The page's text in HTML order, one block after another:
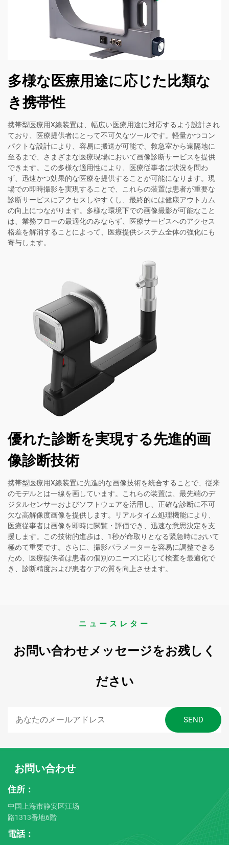
多様な医療用途に応じた比類な
き携帯性
携帯型医療用X線装置は、幅広い医療用途に対応するよう設計され
ており、医療提供者にとって不可欠なツールです。軽量かつコン
パクトな設計により、容易に搬送が可能で、救急室から遠隔地に
至るまで、さまざまな医療現場において画像診断サービスを提供
できます。この多様な適用性により、医療従事者は状況を問わ
ず、迅速かつ効果的な医療を提供することが可能になります。現
場での即時撮影を実現することで、これらの装置は患者が重要な
診断サービスにアクセスしやすくし、最終的には健康アウトカム
の向上につながります。多様な環境下での画像撮影が可能なこと
は、業務フローの最適化のみならず、医療サービスへのアクセス
格差を解消することによって、医療提供システム全体の強化にも
寄与します。
優れた診断を実現する先進的画
像診断技術
携帯型医療用X線装置に先進的な画像技術を統合することで、従来
のモデルとは一線を画しています。これらの装置は、最先端のデ
ジタルセンサーおよびソフトウェアを活用し、正確な診断に不可
欠な高解像度画像を提供します。リアルタイム処理機能により、
医療従事者は画像を即時に閲覧・評価でき、迅速な意思決定を支
援します。この技術的進歩は、1秒が命取りとなる緊急時において
極めて重要です。さらに、撮影パラメーターを容易に調整できる
ため、医療提供者は患者の個別のニーズに応じて検査を最適化で
き、診断精度および患者ケアの質を向上させます。
ニュースレター
お問い合わせメッセージをお残しく
ださい
お問い合わせ
住所：
中国上海市静安区江场
路1313番地6階
電話：